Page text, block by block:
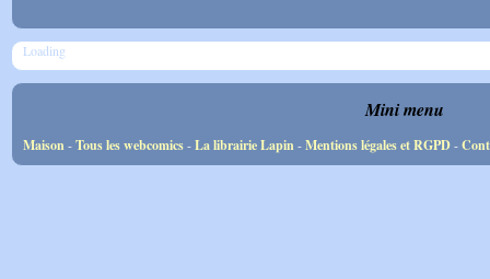
Loading
Mini menu
Maison-Tous les webcomics-La librairie Lapin-Mentions légales et RGPD-